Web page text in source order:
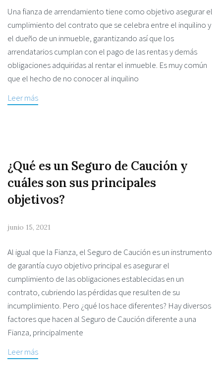
Una fianza de arrendamiento tiene como objetivo asegurar el
cumplimiento del contrato que se celebra entre el inquilino y
el dueño de un inmueble, garantizando así que los
arrendatarios cumplan con el pago de las rentas y demás
obligaciones adquiridas al rentar el inmueble. Es muy común
que el hecho de no conocer al inquilino
Leer más
¿Qué es un Seguro de Caución y
cuáles son sus principales
objetivos?
junio 15, 2021
Al igual que la Fianza, el Seguro de Caución es un instrumento
de garantía cuyo objetivo principal es asegurar el
cumplimiento de las obligaciones establecidas en un
contrato, cubriendo las pérdidas que resulten de su
incumplimiento. Pero ¿qué los hace diferentes? Hay diversos
factores que hacen al Seguro de Caución diferente a una
Fianza, principalmente
Leer más